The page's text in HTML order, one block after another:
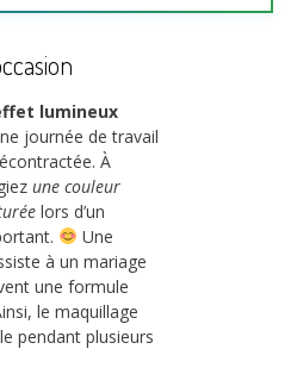
lumineux
journée de travail
À
une couleur
lors d’un
Une
à un mariage
une formule
le maquillage
pendant plusieurs